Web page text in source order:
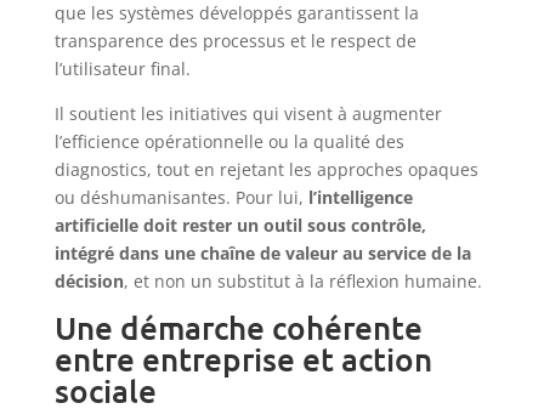
que les systèmes développés garantissent la
transparence des processus et le respect de
l’utilisateur final.
Il soutient les initiatives qui visent à augmenter
l’efficience opérationnelle ou la qualité des
diagnostics, tout en rejetant les approches opaques
ou déshumanisantes. Pour lui, l’intelligence
artificielle doit rester un outil sous contrôle,
intégré dans une chaîne de valeur au service de la
décision, et non un substitut à la réflexion humaine.
Une démarche cohérente
entre entreprise et action
sociale